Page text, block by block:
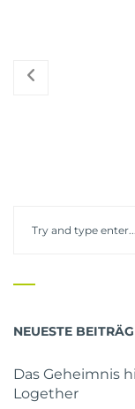
NEUESTE
Das Geheimnis
Logether